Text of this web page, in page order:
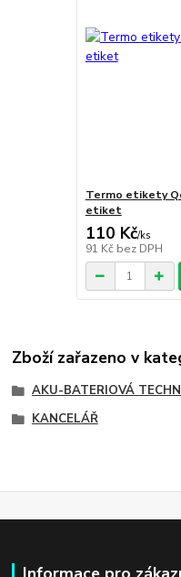
Termo etikety
etiket
110 Kč/ks
91 Kč bez DPH
Zboží zařazeno v
AKU-BATERIOVÁ
KANCELÁŘ